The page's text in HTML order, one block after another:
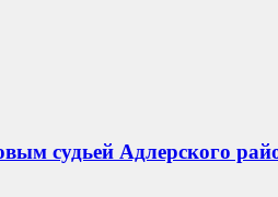
судьей Адлерского